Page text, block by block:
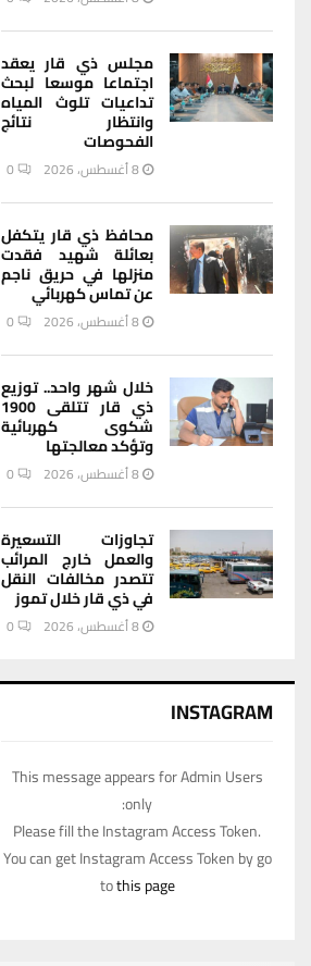
مجلس ذي قار يعقد
اجتماعا موسعا لبحث
تداعيات تلوث المياه
وانتظار نتائج
الفحوصات
8 أغسطس، 2026 0
محافظ ذي قار يتكفل
بعائلة شهيد فقدت
منزلها في حريق ناجم
عن تماس كهربائي
8 أغسطس، 2026 0
خلال شهر واحد.. توزيع
ذي قار تتلقى 1900
شكوى كهربائية
وتؤكد معالجتها
8 أغسطس، 2026 0
تجاوزات التسعيرة
والعمل خارج المرائب
تتصدر مخالفات النقل
في ذي قار خلال تموز
8 أغسطس، 2026 0
INSTAGRAM
This message appears for Admin Users
only:
Please fill the Instagram Access Token.
You can get Instagram Access Token by go
tothis page